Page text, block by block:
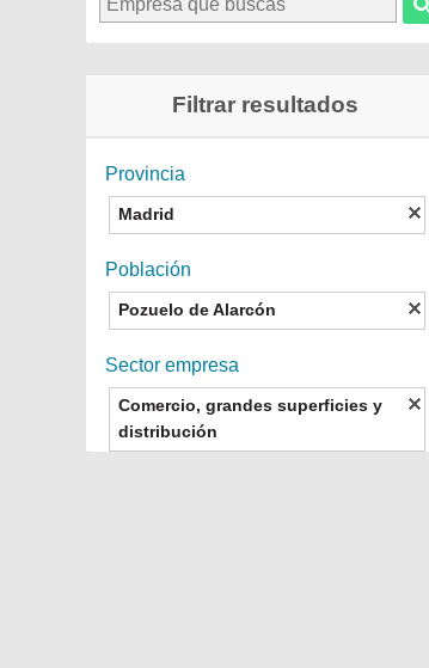
Filtrar resultados
Provincia
Madrid
Población
Pozuelo de Alarcón
Sector empresa
Comercio, grandes superficies y
distribución